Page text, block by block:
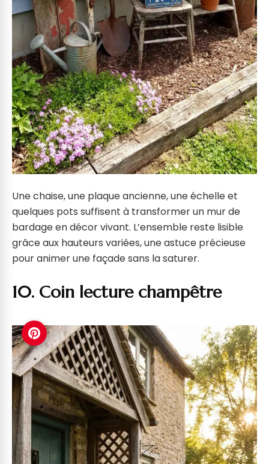
Une chaise, une plaque ancienne, une échelle et
quelques pots suffisent à transformer un mur de
bardage en décor vivant. L’ensemble reste lisible
grâce aux hauteurs variées, une astuce précieuse
pour animer une façade sans la saturer.
10. Coin lecture champêtre